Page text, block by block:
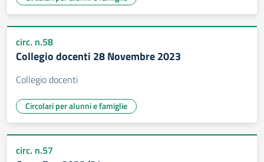
circ. n.58
Collegio docenti 28 Novembre 2023
Collegio docenti
Circolari per alunni e famiglie
circ. n.57